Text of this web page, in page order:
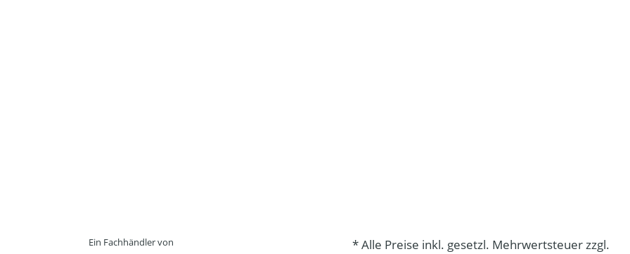
Ein Fachhändler von * Alle Preise inkl. gesetzl. Mehrwertsteuer zzgl.